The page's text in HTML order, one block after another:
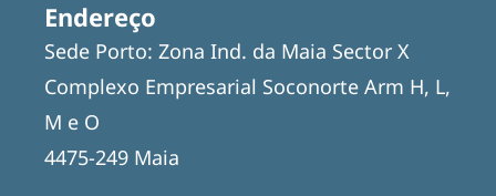
Endereço
Sede Porto: Zona Ind. da Maia Sector X
Complexo Empresarial Soconorte Arm H, L,
M e O
4475-249 Maia